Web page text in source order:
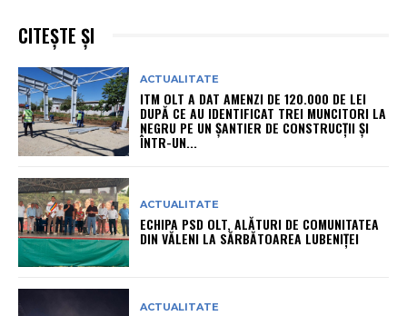
CITEȘTE ȘI
ACTUALITATE
ITM OLT A DAT AMENZI DE 120.000 DE LEI
DUPĂ CE AU IDENTIFICAT TREI MUNCITORI LA
NEGRU PE UN ȘANTIER DE CONSTRUCȚII ȘI
ÎNTR-UN...
ACTUALITATE
ECHIPA PSD OLT, ALĂTURI DE COMUNITATEA
DIN VĂLENI LA SĂRBĂTOAREA LUBENIȚEI
ACTUALITATE